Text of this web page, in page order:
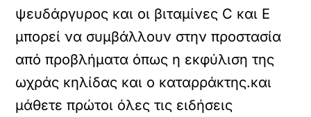
ψευδάργυρος και οι βιταμίνες C και Ε
μπορεί να συμβάλλουν στην προστασία
από προβλήματα όπως η εκφύλιση της
ωχράς κηλίδας και ο καταρράκτης.και
μάθετε πρώτοι όλες τις ειδήσεις